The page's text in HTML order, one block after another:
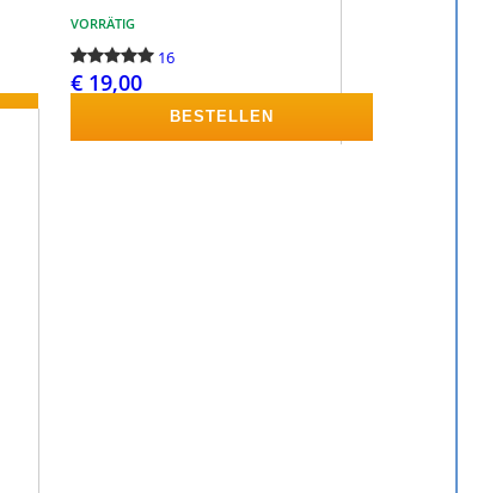
VORRÄTIG
16
€ 19,00
BESTELLEN